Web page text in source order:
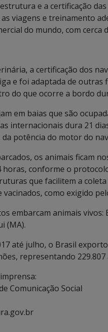
e a certificação
viagens e treinamento
do mundo, com cerca
a certificação dos
e foi adaptada de outras
do que ocorre a bordo
em baias que são
internacionais dura 21
potência do motor do
os animais ficam
horas, conforme o
que facilitem a
vacinados, como exigido
embarcam animais vivos:
(MA).
até julho, o Brasil
representando 229.807
Comunicação Social